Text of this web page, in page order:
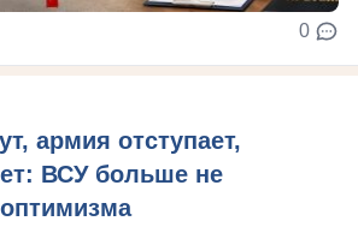
0
армия отступает,
ВСУ больше не